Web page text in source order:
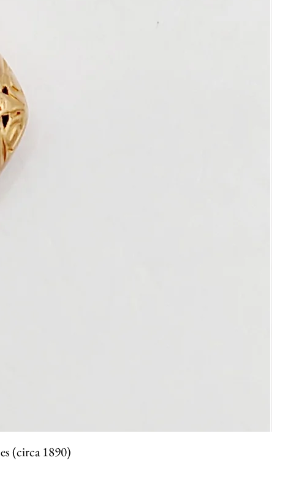
(circa 1890)